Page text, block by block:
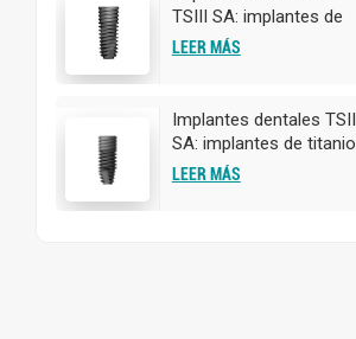
TSIII SA: implantes de
titanio de alta calidad |
LEER MÁS
Implantes dentales TSII
SA: implantes de titanio
de alta calidad |
LEER MÁS